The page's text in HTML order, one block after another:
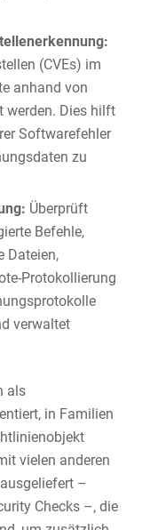
(CVEs) im
anhand von
werden. Dies hilft
Softwarefehler
zu
Überprüft
Befehle,
Dateien,
Protokollierung
verwaltet
als
in Familien
vielen anderen
–
Checks –, die